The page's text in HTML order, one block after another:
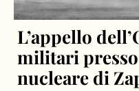
L’appello
militari
nucleare di